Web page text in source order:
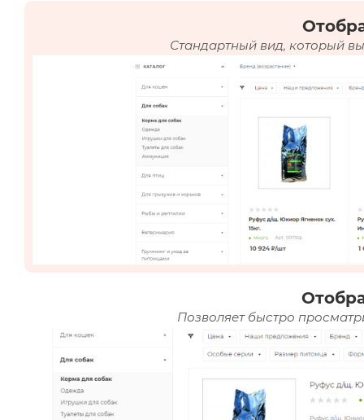
Стандартный вид, который
Позволяет быстро